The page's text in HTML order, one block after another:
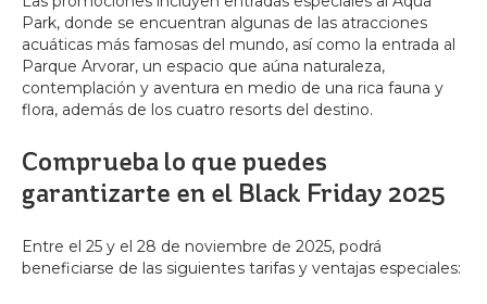
Park, donde se encuentran algunas de las atracciones
acuáticas más famosas del mundo, así como la entrada al
Parque Arvorar, un espacio que aúna naturaleza,
contemplación y aventura en medio de una rica fauna y
flora, además de los cuatro resorts del destino.
Comprueba lo que puedes
garantizarte en el Black Friday 2025
Entre el 25 y el 28 de noviembre de 2025, podrá
beneficiarse de las siguientes tarifas y ventajas especiales: